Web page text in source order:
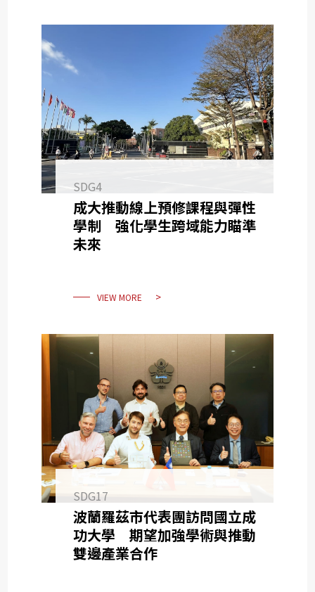
SDG4
成大推動線上預修課程與彈性
學制 強化學生跨域能力瞄準
未來
VIEW MORE
SDG17
波蘭羅茲市代表團訪問國立成
功大學 期望加強學術與推動
雙邊產業合作